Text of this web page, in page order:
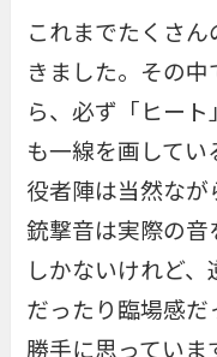
これまでたくさ
きました。その
ら、必ず「ヒー
も一線を画してい
役者陣は当然なが
銃撃音は実際の
しかないけれど
だったり臨場感
勝手に思っていま